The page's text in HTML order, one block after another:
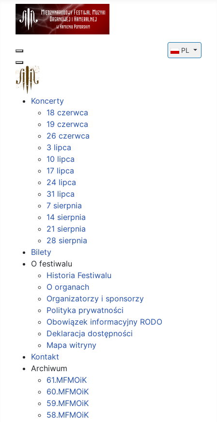
Koncerty
18 czerwca
19 czerwca
26 czerwca
3 lipca
10 lipca
17 lipca
24 lipca
31 lipca
7 sierpnia
14 sierpnia
21 sierpnia
28 sierpnia
Bilety
O festiwalu
Historia Festiwalu
O organach
Organizatorzy i sponsorzy
Polityka prywatności
Obowiązek informacyjny RODO
Deklaracja dostępności
Mapa witryny
Kontakt
Archiwum
61.MFMOiK
60.MFMOiK
59.MFMOiK
58.MFMOiK
Wybierz
PL